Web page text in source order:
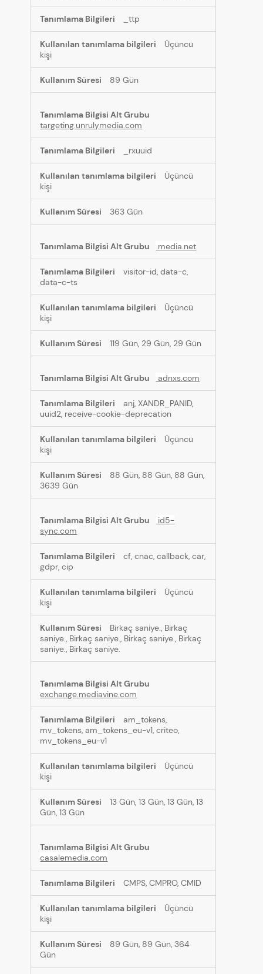
_ttp
Üçüncü
kişi
89 Gün
targeting.unrulymedia.com
_rxuuid
Üçüncü
kişi
363 Gün
media.net
visitor-id, data-c,
data-c-ts
Üçüncü
kişi
119 Gün, 29 Gün, 29 Gün
adnxs.com
anj, XANDR_PANID,
uuid2, receive-cookie-deprecation
Üçüncü
kişi
88 Gün, 88 Gün, 88 Gün,
3639 Gün
id5-
sync.com
cf, cnac, callback, car,
gdpr, cip
Üçüncü
kişi
Birkaç saniye., Birkaç
saniye., Birkaç saniye., Birkaç saniye., Birkaç
saniye., Birkaç saniye.
exchange.mediavine.com
am_tokens,
mv_tokens, am_tokens_eu-v1, criteo,
mv_tokens_eu-v1
Üçüncü
kişi
13 Gün, 13 Gün, 13 Gün, 13
Gün, 13 Gün
casalemedia.com
CMPS, CMPRO, CMID
Üçüncü
kişi
89 Gün, 89 Gün, 364
Gün